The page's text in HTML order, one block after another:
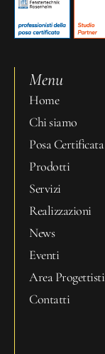
Menu
Home
Chi siamo
Posa Certificata
Prodotti
Servizi
Realizzazioni
News
Eventi
Area Progettisti
Contatti